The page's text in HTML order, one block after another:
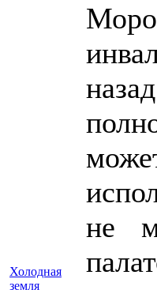
Холодная
земля
не